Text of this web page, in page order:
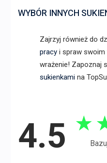
WYBÓR INNYCH
Zajrzyj również do
pracyi spraw swoim
wrażenie! Zapoznaj
sukienkamina
4.5 ★